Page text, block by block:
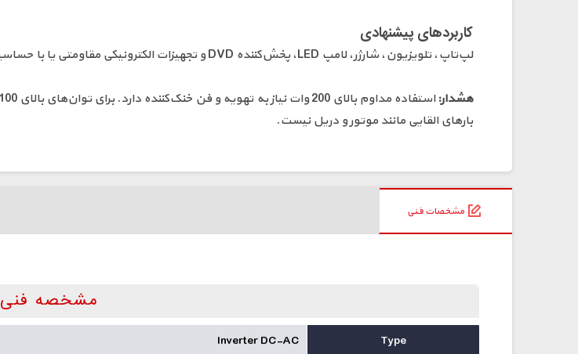
کاربردهای پیشنهادی
لپ‌تاپ، تلویزیون، شارژر، لامپ LED، پخش‌کننده DVD و تجهیزات الکترونیکی مقاومتی یا با حساسیت کم.
هشدار:
بارهای القایی مانند موتور و دریل نیست.
مشخصات فنی
مشخصه فنی
Type
Inverter DC-AC